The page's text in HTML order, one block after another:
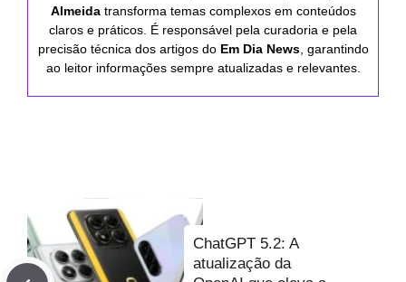
Almeidatransforma temas complexos em conteúdos
claros e práticos. É responsável pela curadoria e pela
precisão técnica dos artigos do Em Dia News, garantindo
ao leitor informações sempre atualizadas e relevantes.
ChatGPT 5.2: A
atualização da